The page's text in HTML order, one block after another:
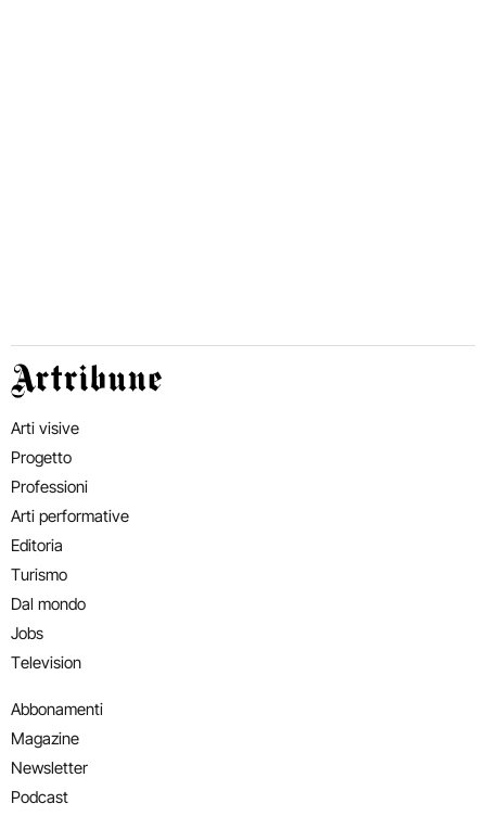
Artribune
Arti visive
Progetto
Professioni
Arti performative
Editoria
Turismo
Dal mondo
Jobs
Television
Abbonamenti
Magazine
Newsletter
Podcast